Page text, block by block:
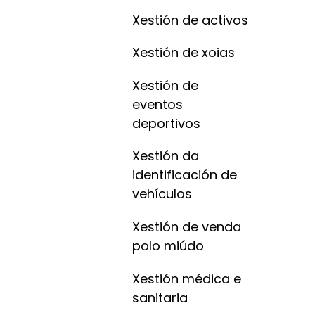
Xestión de activos
Xestión de xoias
Xestión de
eventos
deportivos
Xestión da
identificación de
vehículos
Xestión de venda
polo miúdo
Xestión médica e
sanitaria